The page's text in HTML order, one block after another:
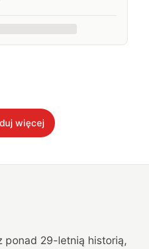
więcej
ponad 29-letnią historią,